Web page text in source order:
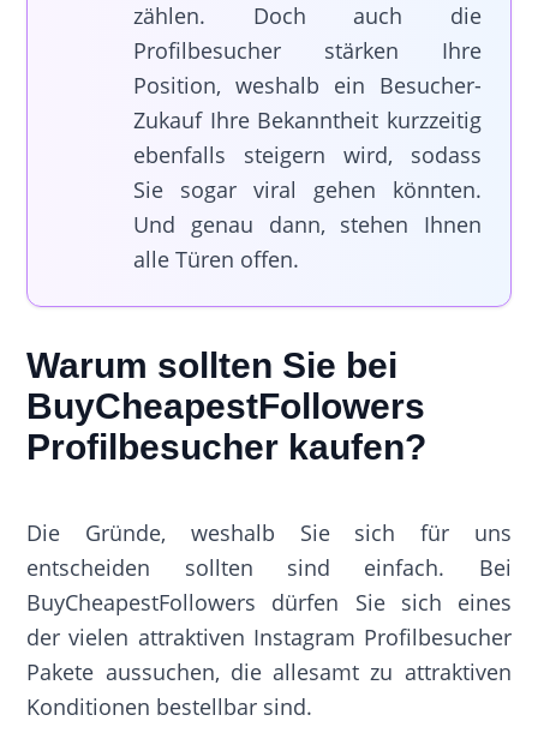
zählen. Doch auch die
Profilbesucher stärken Ihre
Position, weshalb ein Besucher-
Zukauf Ihre Bekanntheit kurzzeitig
ebenfalls steigern wird, sodass
Sie sogar viral gehen könnten.
Und genau dann, stehen Ihnen
alle Türen offen.
Warum sollten Sie bei
BuyCheapestFollowers
Profilbesucher kaufen?
Die Gründe, weshalb Sie sich für uns
entscheiden sollten sind einfach. Bei
BuyCheapestFollowers dürfen Sie sich eines
der vielen attraktiven Instagram Profilbesucher
Pakete aussuchen, die allesamt zu attraktiven
Konditionen bestellbar sind.